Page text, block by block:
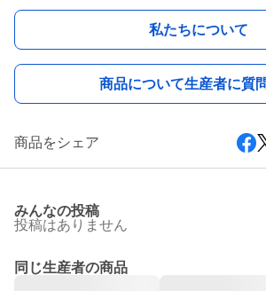
私たちについて
商品について生産者に質
商品をシェア
みんなの投稿
投稿はありません
同じ生産者の商品